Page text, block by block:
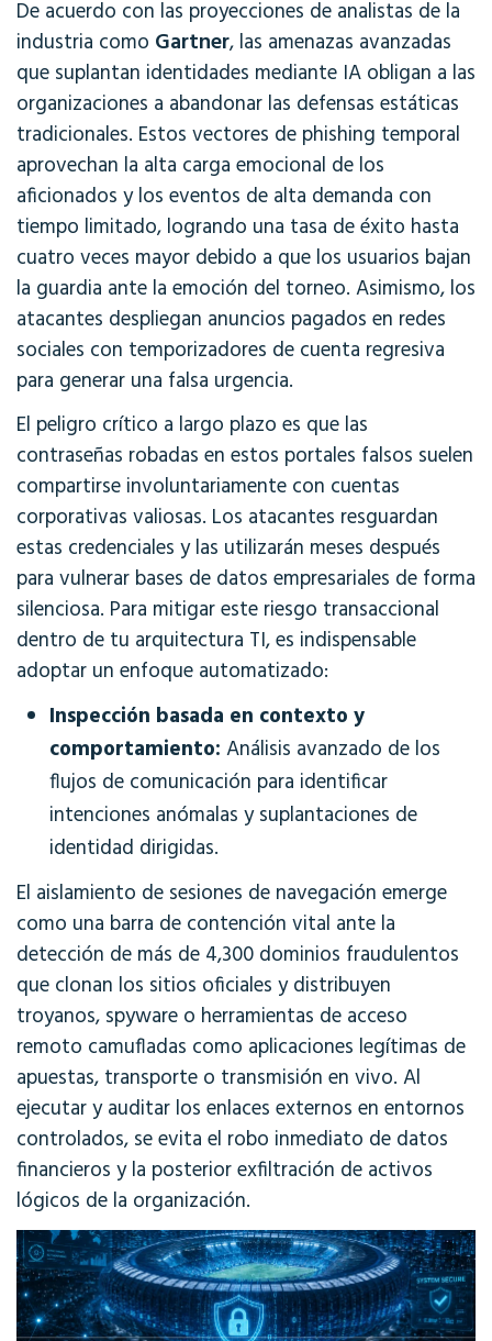
De acuerdo con las proyecciones de analistas de la
industria como Gartner, las amenazas avanzadas
que suplantan identidades mediante IA obligan a las
organizaciones a abandonar las defensas estáticas
tradicionales. Estos vectores de phishing temporal
aprovechan la alta carga emocional de los
aficionados y los eventos de alta demanda con
tiempo limitado, logrando una tasa de éxito hasta
cuatro veces mayor debido a que los usuarios bajan
la guardia ante la emoción del torneo. Asimismo, los
atacantes despliegan anuncios pagados en redes
sociales con temporizadores de cuenta regresiva
para generar una falsa urgencia.
El peligro crítico a largo plazo es que las
contraseñas robadas en estos portales falsos suelen
compartirse involuntariamente con cuentas
corporativas valiosas. Los atacantes resguardan
estas credenciales y las utilizarán meses después
para vulnerar bases de datos empresariales de forma
silenciosa. Para mitigar este riesgo transaccional
dentro de tu arquitectura TI, es indispensable
adoptar un enfoque automatizado:
Inspección basada en contexto y
comportamiento: Análisis avanzado de los
flujos de comunicación para identificar
intenciones anómalas y suplantaciones de
identidad dirigidas.
El aislamiento de sesiones de navegación emerge
como una barra de contención vital ante la
detección de más de 4,300 dominios fraudulentos
que clonan los sitios oficiales y distribuyen
troyanos, spyware o herramientas de acceso
remoto camufladas como aplicaciones legítimas de
apuestas, transporte o transmisión en vivo. Al
ejecutar y auditar los enlaces externos en entornos
controlados, se evita el robo inmediato de datos
financieros y la posterior exfiltración de activos
lógicos de la organización.